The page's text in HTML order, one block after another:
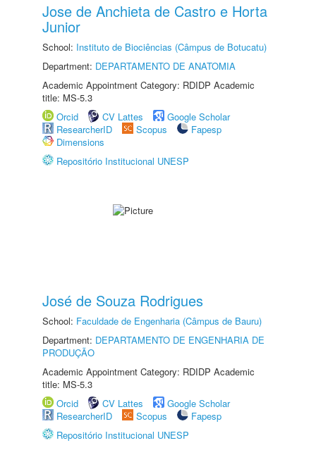
Jose de Anchieta de Castro e Horta
Junior
School: Instituto de Biociências (Câmpus de Botucatu)
Department: DEPARTAMENTO DE ANATOMIA
Academic Appointment Category: RDIDP Academic
title: MS-5.3
Orcid
CV Lattes
Google Scholar
ResearcherID
Scopus
Fapesp
Dimensions
Repositório Institucional UNESP
José de Souza Rodrigues
School: Faculdade de Engenharia (Câmpus de Bauru)
Department: DEPARTAMENTO DE ENGENHARIA DE
PRODUÇÃO
Academic Appointment Category: RDIDP Academic
title: MS-5.3
Orcid
CV Lattes
Google Scholar
ResearcherID
Scopus
Fapesp
Repositório Institucional UNESP